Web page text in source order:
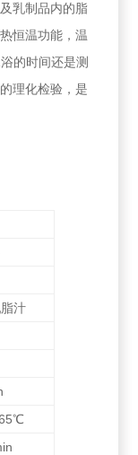
乳制品内的脂
恒温功能，温
的时间还是测
理化检验，是
汁